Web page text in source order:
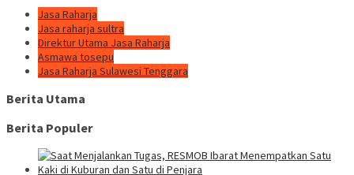
Jasa Raharja
Jasa raharja sultra
Direktur Utama Jasa Raharja
Asmawa tosepu
Jasa Raharja Sulawesi Tenggara
Berita Utama
Berita Populer